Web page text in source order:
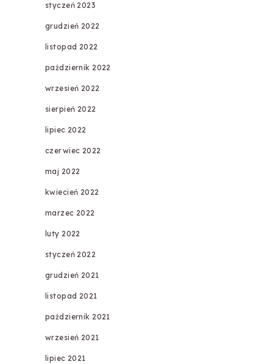
styczeń 2023
grudzień 2022
listopad 2022
październik 2022
wrzesień 2022
sierpień 2022
lipiec 2022
czerwiec 2022
maj 2022
kwiecień 2022
marzec 2022
luty 2022
styczeń 2022
grudzień 2021
listopad 2021
październik 2021
wrzesień 2021
lipiec 2021